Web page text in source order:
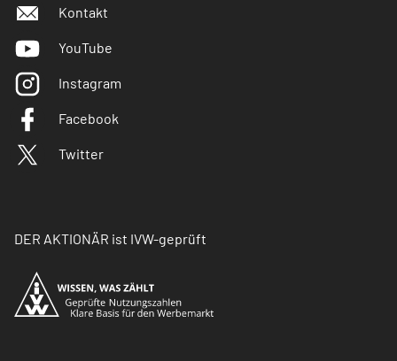
Kontakt
YouTube
Instagram
Facebook
Twitter
DER AKTIONÄR ist IVW-geprüft